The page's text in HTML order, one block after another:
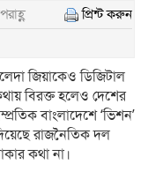
প্রিন্ট করুন
জিয়াকেও ডিজিটাল
বিরক্ত হলেও দেশের
বাংলাদেশে ‘ভিশন’
রাজনৈতিক দল
কথা না।